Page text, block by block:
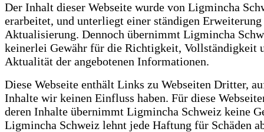
Der Inhalt dieser Webseite wurde von Ligmincha
erarbeitet, und unterliegt einer ständigen Erweiterung
Aktualisierung. Dennoch übernimmt Ligmincha
keinerlei Gewähr für die Richtigkeit, Vollständigkeit
Aktualität der angebotenen Informationen.
Diese Webseite enthält Links zu Webseiten Dritter,
Inhalte wir keinen Einfluss haben. Für diese
deren Inhalte übernimmt Ligmincha Schweiz keine
Ligmincha Schweiz lehnt jede Haftung für Schäden